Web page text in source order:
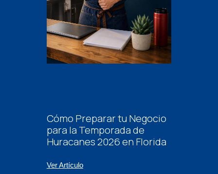
Cómo Preparar tu Negocio
para la Temporada de
Huracanes 2026 en Florida
Ver Artículo